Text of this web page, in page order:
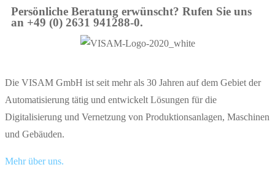
Persönliche Beratung erwünscht? Rufen Sie uns
an +49 (0) 2631 941288-0.
Die VISAM GmbH ist seit mehr als 30 Jahren auf dem Gebiet der
Automatisierung tätig und entwickelt Lösungen für die
Digitalisierung und Vernetzung von Produktionsanlagen, Maschinen
und Gebäuden.
Mehr über uns.